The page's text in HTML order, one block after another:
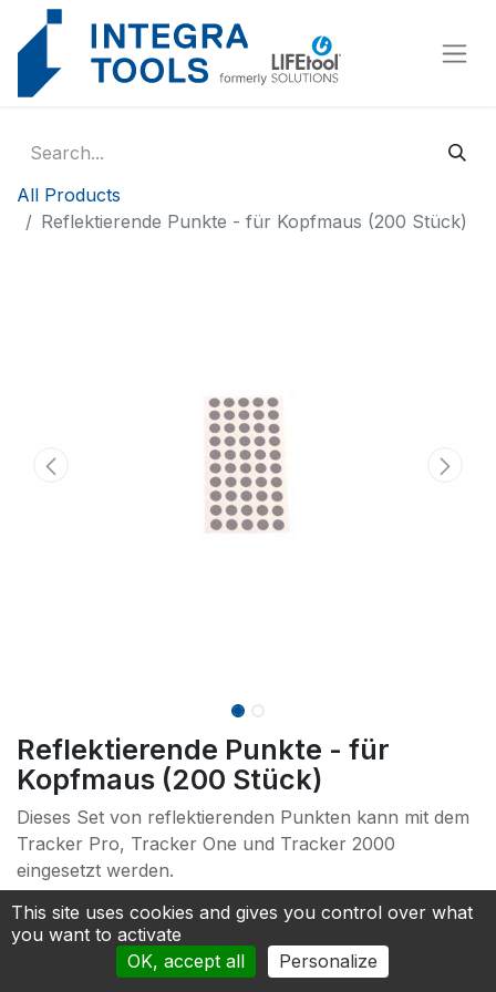
All Products
Reflektierende Punkte - für Kopfmaus (200 Stück)
Reflektierende Punkte - für
Kopfmaus (200 Stück)
Dieses Set von reflektierenden Punkten kann mit dem
Tracker Pro, Tracker One und Tracker 2000
eingesetzt werden.
Set mit 200 reflektierenden Punkten
69.00€
Cookies management panel
This site uses cookies and gives you control over what
you want to activate
OK, accept all
Personalize